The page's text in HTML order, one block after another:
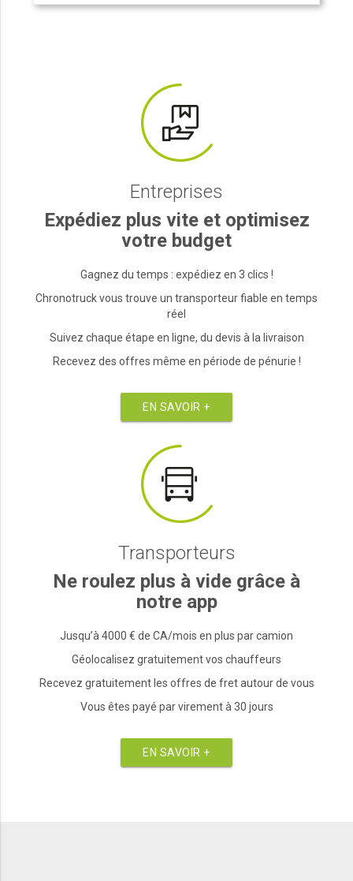
Entreprises
Expédiez plus vite et optimisez
votre budget
Gagnez du temps : expédiez en 3 clics !
Chronotruck vous trouve un transporteur fiable en temps
réel
Suivez chaque étape en ligne, du devis à la livraison
Recevez des offres même en période de pénurie !
EN SAVOIR +
Transporteurs
Ne roulez plus à vide grâce à
notre app
Jusqu’à 4000 € de CA/mois en plus par camion
Géolocalisez gratuitement vos chauffeurs
Recevez gratuitement les offres de fret autour de vous
Vous êtes payé par virement à 30 jours
EN SAVOIR +